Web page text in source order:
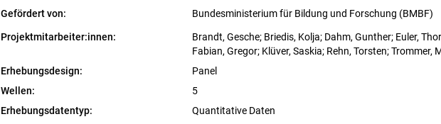
Gefördert von:
Bundesministerium für Bildung und Forschung (BMBF)
Projektmitarbeiter:innen: Brandt, Gesche; Briedis, Kolja; Dahm, Gunther; Euler,
Fabian, Gregor; Klüver, Saskia; Rehn, Torsten; Trommer,
Erhebungsdesign:
Panel
Wellen:
5
Erhebungsdatentyp:
Quantitative Daten